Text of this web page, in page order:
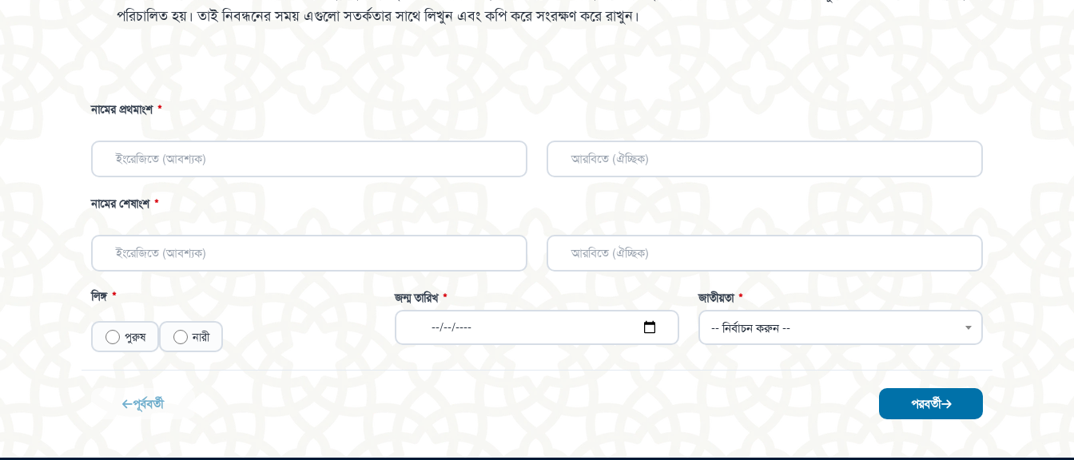
পরিচালিত হয়। তাই নিবন্ধনের সময় এগুলো সতর্কতার সাথে লিখুন এবং কপি করে সংরক্ষণ করে রাখুন।
নামের প্রথমাংশ *
নামের শেষাংশ *
লিঙ্গ *
পুরুষ নারী
জন্ম তারিখ * জাতীয়তা *
-- নির্বাচন করুন --
পূর্ববর্তী পরবর্তী